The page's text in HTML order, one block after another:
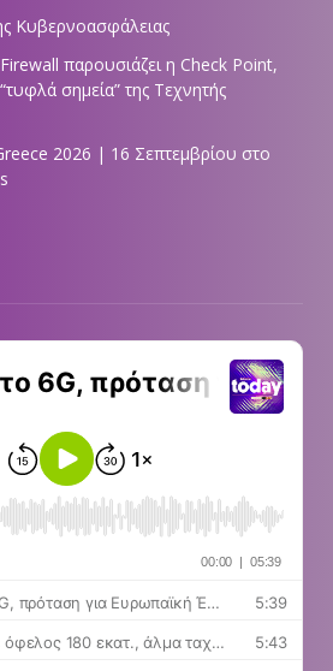
Κυβερνοασφάλειας
παρουσιάζει η Check Point,
σημεία” της Τεχνητής
2026 | 16 Σεπτεμβρίου στο